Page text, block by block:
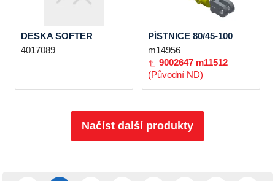
DESKA SOFTER
4017089
PÍSTNICE 80/45-100
m14956
9002647 m11512
(Původní ND)
Načíst další produkty